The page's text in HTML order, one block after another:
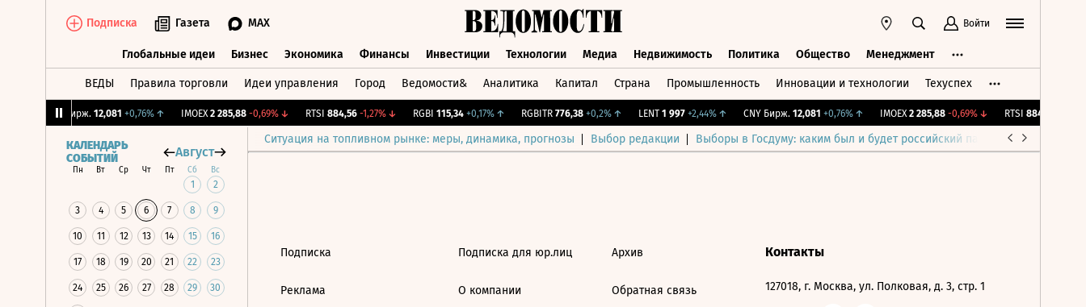
Подписка Газета MAX Войти
Глобальные идеи Бизнес Экономика Финансы Инвестиции Технологии Медиа Недвижимость Политика Общество Менеджмент
ВЕДЫ Правила торговли Идеи управления Город Ведомости& Аналитика Капитал Страна Промышленность Инновации и технологии Техуспех
CNY Бирж. 12,081 +0,76%↑ IMOEX 2 285,88 -0,69%↓ RTSI 884,56 -1,27%↓ RGBI 115,34 +0,17%↑ RGBITR 776,38 +0,2%↑ LENT 1 997 +2,44%↑ CNY Бирж. 12,081 +0,76%↑ IMOEX 2 285,88 -0,69%↓ RTSI 884,56
Ситуация на топливном рынке: меры, динамика, прогнозы Выбор редакции Выборы в Госдуму: каким был и будет российский парламент
КАЛЕНДАРЬ
СОБЫТИЙ
Август
Пн Вт Ср Чт Пт Сб Вс
1 2
3 4 5 6 7 8 9
10 11 12 13 14 15 16
17 18 19 20 21 22 23
24 25 26 27 28 29 30
Подписка
Реклама
Подписка для юр.лиц
О компании
Архив
Обратная связь
Контакты
127018, г. Москва, ул. Полковая, д. 3, стр. 1